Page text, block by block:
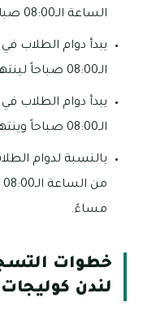
الساعة الـ08:00 صباحاً لينتهي في الساعة الـ02:00 مساءً.
الـ08:00 صباحاً لينتهي في الـ02:40 مساءً.
الـ08:00 صباحاً وينتهي في الـ03:20 مساءً.
مساءً.
خطوات
لندن